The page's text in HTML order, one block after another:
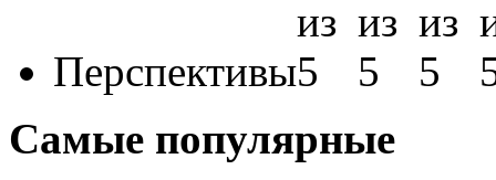
Перспективы
Самые популярные